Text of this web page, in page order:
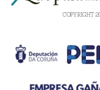
COPYRIGHT